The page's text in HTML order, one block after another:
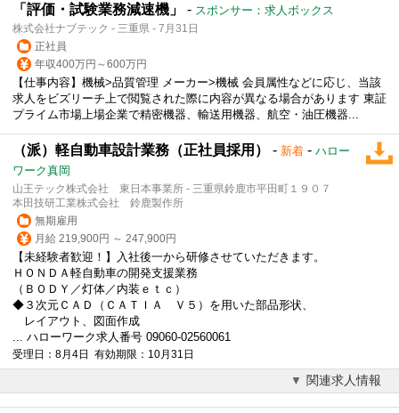
「評価・試験業務減速機」 - スポンサー：求人ボックス
株式会社ナブテック - 三重県 - 7月31日
正社員
年収400万円～600万円
【仕事内容】機械>品質管理 メーカー>機械 会員属性などに応じ、当該
求人をビズリーチ上で閲覧された際に内容が異なる場合があります 東証
プライム市場上場企業で精密機器、輸送用機器、航空・油圧機器...
（派）軽自動車設計業務（正社員採用） - 新着 - ハロー
ワーク真岡
山王テック株式会社 東日本事業所 - 三重県鈴鹿市平田町１９０７
本田技研工業株式会社 鈴鹿製作所
無期雇用
月給 219,900円 ～ 247,900円
【未経験者歓迎！】入社後一から研修させていただきます。
ＨＯＮＤＡ軽自動車の開発支援業務
（ＢＯＤＹ／灯体／内装ｅｔｃ）
◆３次元ＣＡＤ（ＣＡＴＩＡ Ｖ５）を用いた部品形状、
レイアウト、図面作成
... ハローワーク求人番号 09060-02560061
受理日：8月4日 有効期限：10月31日
関連求人情報